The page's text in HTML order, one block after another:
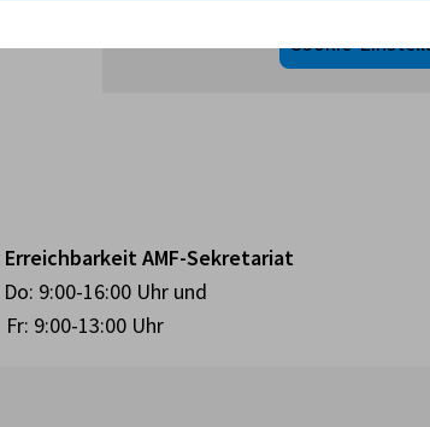
Cookie-
AMF-Sekretariat
9:00-16:00 Uhr und
Fr: 9:00-13:00 Uhr